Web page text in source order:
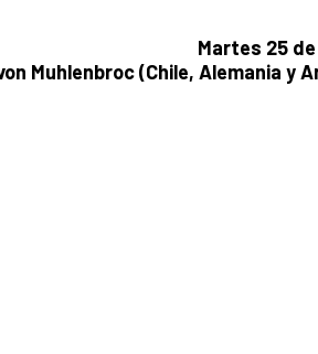
Martes 25
Muhlenbroc (Chile, Alemania y